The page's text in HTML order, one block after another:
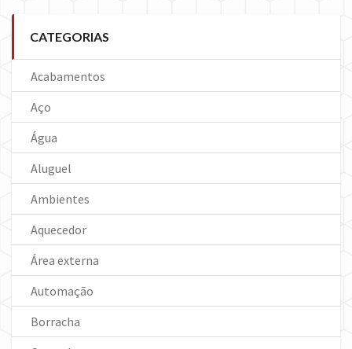
CATEGORIAS
Acabamentos
Aço
Água
Aluguel
Ambientes
Aquecedor
Área externa
Automação
Borracha